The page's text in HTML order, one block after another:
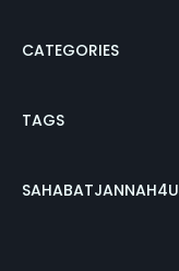
CATEGORIES
TAGS
SAHABATJANNAH4U